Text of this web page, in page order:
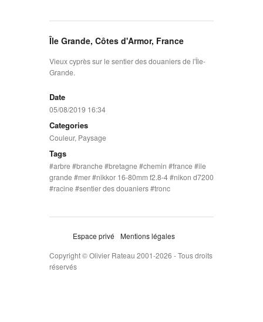
Île Grande, Côtes d'Armor, France
Vieux cyprès sur le sentier des douaniers de l'Île-
Grande.
Date
05/08/2019 16:34
Categories
Couleur, Paysage
Tags
arbre branche bretagne chemin france ile
grande
mer nikkor 16-80mm f2.8-4
nikon d7200
racine sentier des douaniers tronc
Espace privé
Mentions légales
Copyright © Olivier Rateau 2001-2026 - Tous droits
réservés